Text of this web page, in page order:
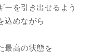
ーを引き出せるよう
込めながら
最高の状態を